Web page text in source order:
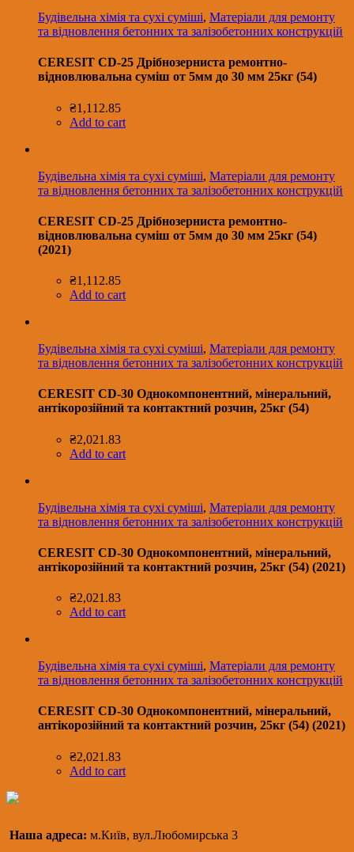
Будівельна хімія та сухі суміші, Матеріали для ремонту
та відновлення бетонних та залізобетонних конструкцій
CERESIT CD-25 Дрібнозерниста ремонтно-
відновлювальна суміш от 5мм до 30 мм 25кг (54)
₴1,112.85
Add to cart
Будівельна хімія та сухі суміші, Матеріали для ремонту
та відновлення бетонних та залізобетонних конструкцій
CERESIT CD-25 Дрібнозерниста ремонтно-
відновлювальна суміш от 5мм до 30 мм 25кг (54)
(2021)
₴1,112.85
Add to cart
Будівельна хімія та сухі суміші, Матеріали для ремонту
та відновлення бетонних та залізобетонних конструкцій
CERESIT CD-30 Однокомпонентний, мінеральний,
антікорозійний та контактний розчин, 25кг (54)
₴2,021.83
Add to cart
Будівельна хімія та сухі суміші, Матеріали для ремонту
та відновлення бетонних та залізобетонних конструкцій
CERESIT CD-30 Однокомпонентний, мінеральний,
антікорозійний та контактний розчин, 25кг (54) (2021)
₴2,021.83
Add to cart
Будівельна хімія та сухі суміші, Матеріали для ремонту
та відновлення бетонних та залізобетонних конструкцій
CERESIT CD-30 Однокомпонентний, мінеральний,
антікорозійний та контактний розчин, 25кг (54) (2021)
₴2,021.83
Add to cart
Наша адреса: м.Київ, вул.Любомирська 3